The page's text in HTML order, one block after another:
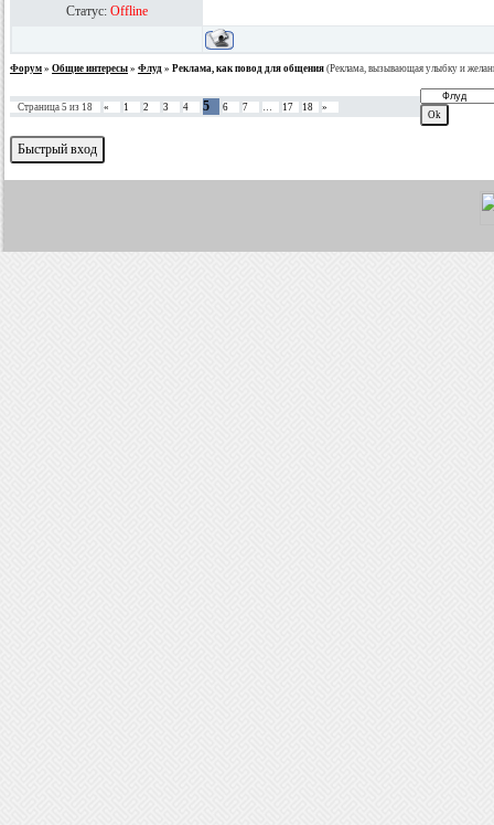
Статус: Offline
Форум » Общие интересы » Флуд » Реклама, как повод для общения (Реклама, вызывающая улыбку и
Страница 5 из 18 « 1 2 3 4 5 6 7 … 17 18 »